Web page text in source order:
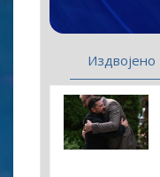
Издвојено